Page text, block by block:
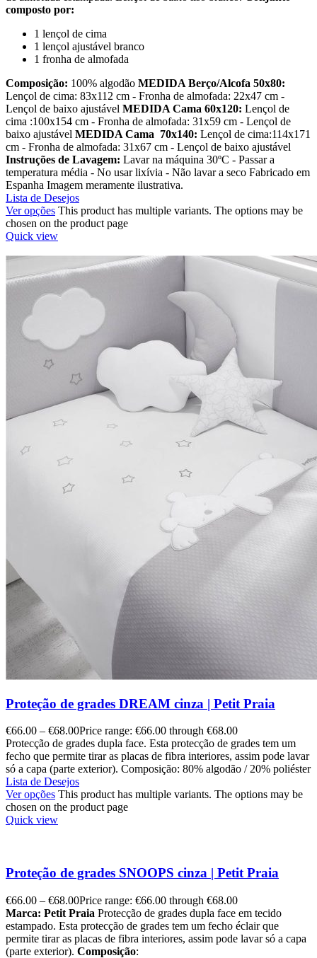
composto por:
1 lençol de cima
1 lençol ajustável branco
1 fronha de almofada
Composição: 100% algodão MEDIDA Berço/Alcofa 50x80:
Lençol de cima: 83x112 cm - Fronha de almofada: 22x47 cm -
Lençol de baixo ajustável MEDIDA Cama 60x120: Lençol de
cima :100x154 cm - Fronha de almofada: 31x59 cm - Lençol de
baixo ajustável MEDIDA Cama 70x140: Lençol de cima:114x171
cm - Fronha de almofada: 31x67 cm - Lençol de baixo ajustável
Instruções de Lavagem: Lavar na máquina 30ºC - Passar a
temperatura média - No usar lixívia - Não lavar a seco Fabricado em
Espanha Imagem meramente ilustrativa.
Lista de Desejos
Ver opções This product has multiple variants. The options may be
chosen on the product page
Quick view
Proteção de grades DREAM cinza | Petit Praia
€66.00 – €68.00Price range: €66.00 through €68.00
Protecção de grades dupla face. Esta protecção de grades tem um
fecho que permite tirar as placas de fibra interiores, assim pode lavar
só a capa (parte exterior). Composição: 80% algodão / 20% poliéster
Lista de Desejos
Ver opções This product has multiple variants. The options may be
chosen on the product page
Quick view
Proteção de grades SNOOPS cinza | Petit Praia
€66.00 – €68.00Price range: €66.00 through €68.00
Marca: Petit Praia Protecção de grades dupla face em tecido
estampado. Esta protecção de grades tem um fecho éclair que
permite tirar as placas de fibra interiores, assim pode lavar só a capa
(parte exterior). Composição: